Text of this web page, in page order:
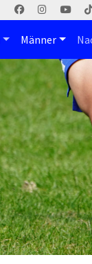
Männer